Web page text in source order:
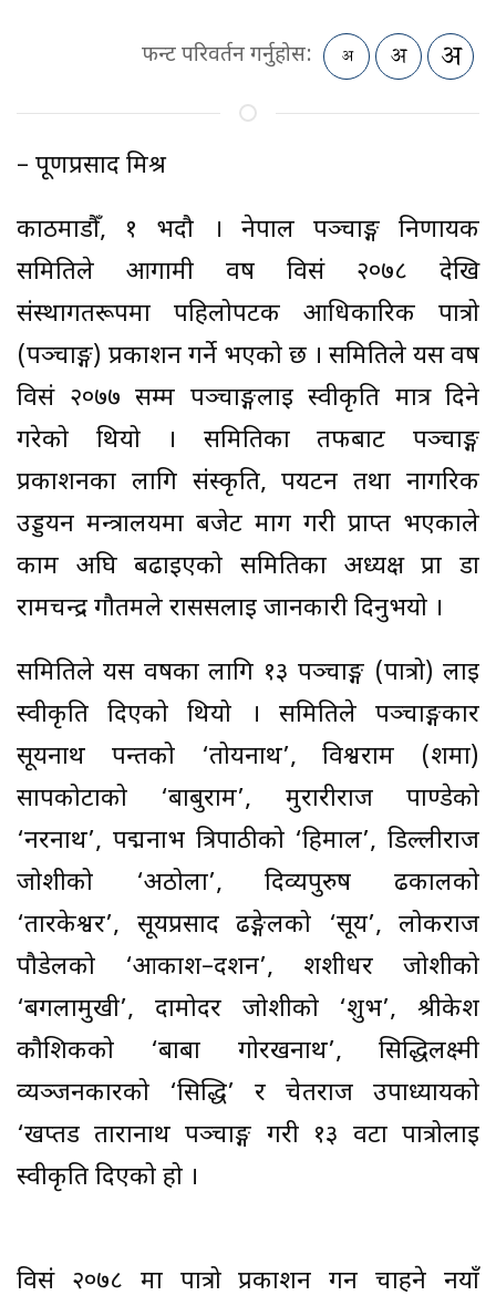
फन्ट परिवर्तन गर्नुहोस:
– पूर्णप्रसाद मिश्र
काठमाडौँ, १ भदौ । नेपाल पञ्चाङ्ग निर्णायक
समितिले आगामी वर्ष विसं २०७८ देखि
संस्थागतरूपमा पहिलोपटक आधिकारिक पात्रो
(पञ्चाङ्ग) प्रकाशन गर्ने भएको छ । समितिले यस वर्ष
विसं २०७७ सम्म पञ्चाङ्गलाई स्वीकृति मात्र दिने
गरेको थियो । समितिका तर्फबाट पञ्चाङ्ग
प्रकाशनका लागि संस्कृति, पर्यटन तथा नागरिक
उड्डयन मन्त्रालयमा बजेट माग गरी प्राप्त भएकाले
काम अघि बढाइएको समितिका अध्यक्ष प्रा डा
रामचन्द्र गौतमले राससलाई जानकारी दिनुभयो ।
समितिले यस वर्षका लागि १३ पञ्चाङ्ग (पात्रो) लाई
स्वीकृति दिएको थियो । समितिले पञ्चाङ्गकार
सूर्यनाथ पन्तको ‘तोयनाथ’, विश्वराम (शर्मा)
सापकोटाको ‘बाबुराम’, मुरारीराज पाण्डेको
‘नरनाथ’, पद्मनाभ त्रिपाठीको ‘हिमाल’, डिल्लीराज
जोशीको ‘अठोला’, दिव्यपुरुष ढकालको
‘तारकेश्वर’, सूर्यप्रसाद ढङ्गेलको ‘सूर्य’, लोकराज
पौडेलको ‘आकाश–दर्शन’, शशीधर जोशीको
‘बगलामुखी’, दामोदर जोशीको ‘शुभ’, श्रीकेश
कौशिकको ‘बाबा गोरखनाथ’, सिद्धिलक्ष्मी
व्यञ्जनकारको ‘सिद्धि’ र चेतराज उपाध्यायको
‘खप्तड तारानाथ पञ्चाङ्ग गरी १३ वटा पात्रोलाई
स्वीकृति दिएको हो ।
विसं २०७८ मा पात्रो प्रकाशन गर्न चाहने नयाँ